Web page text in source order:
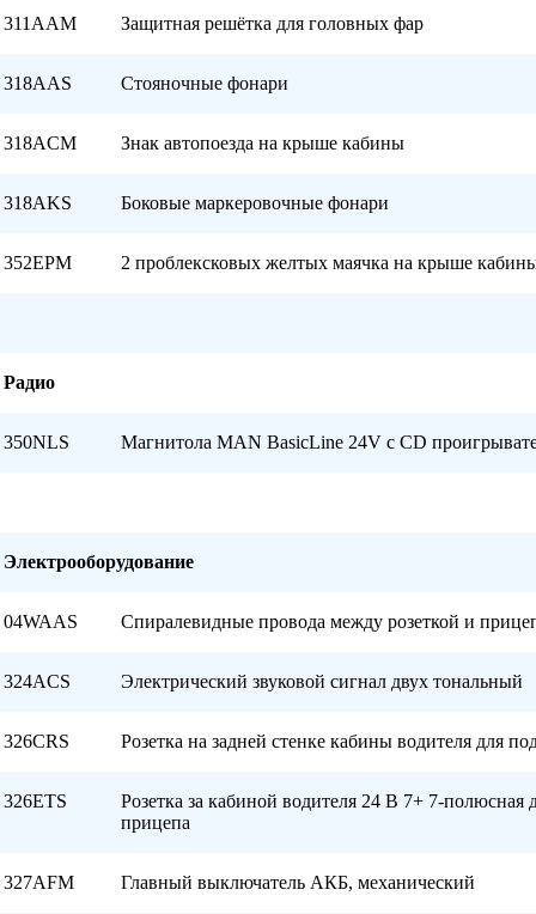
311AAM Защитная решётка для головных фар
318AAS Стояночные фонари
318ACM Знак автопоезда на крыше кабины
318АKS Боковые маркеровочные фонари
352EPM 2 проблексковых желтых маячка на крыше
Радио
350NLS Магнитола MAN BasicLine 24V с CD
Электрооборудование
04WAAS Спиралевидные провода между розеткой и
324ACS Электрический звуковой сигнал двух тональный
326CRS Розетка на задней стенке кабины водителя для
326ETS
Розетка за кабиной водителя 24 В 7+ 7-полюсная
прицепа
327AFM Главный выключатель АКБ, механический